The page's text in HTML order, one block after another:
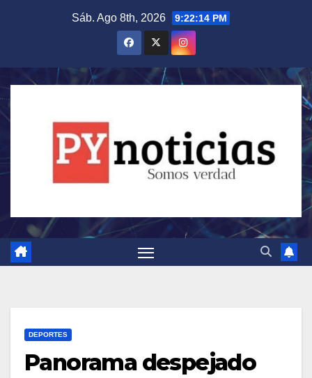
Sáb. Ago 8th, 2026 9:22:15 PM
DEPORTES
Panorama despejado